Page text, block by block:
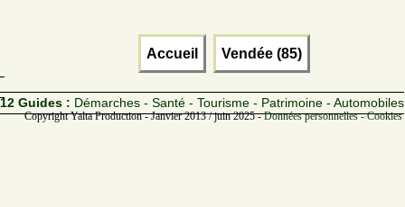
Accueil Vendée (85)
12 Guides : Démarches - Santé - Tourisme - Patrimoine - Automobiles
Copyright Yalta Production - Janvier 2013 / juin 2025 -Données personnelles -